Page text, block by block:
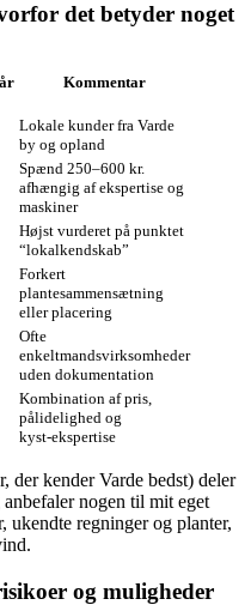
det betyder noget
Kommentar
Lokale kunder fra Varde
by og opland
Spænd 250–600 kr.
afhængig af ekspertise og
maskiner
Højst vurderet på punktet
“lokalkendskab”
Forkert
plantesammensætning
eller placering
Ofte
enkeltmandsvirksomheder
uden dokumentation
Kombination af pris,
pålidelighed og
kyst‑ekspertise
der kender Varde bedst) deler
nogen til mit eget
ukendte regninger og planter,
og muligheder